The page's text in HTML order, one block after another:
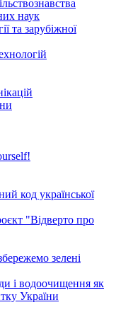
наук
та зарубіжної
код української
"Відверто про
зелені
і водоочищення як
України